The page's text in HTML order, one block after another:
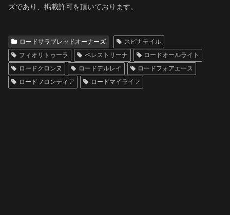
ズであり、掲載許可を頂いております。
ロードサラブレッドオーナーズ
スピナテイル
フィオリトゥーラ
ペレストリーナ
ロードオールライト
ロードクロンヌ
ロードデルレイ
ロードフォアエース
ロードフロンティア
ロードマイライフ